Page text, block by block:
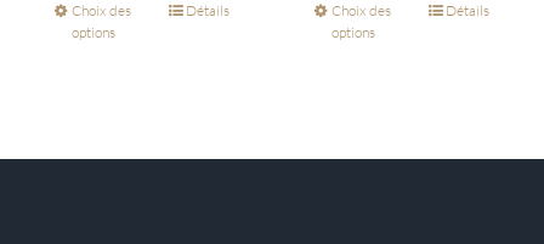
Choix des
options
Détails
Choix des
options
Détails